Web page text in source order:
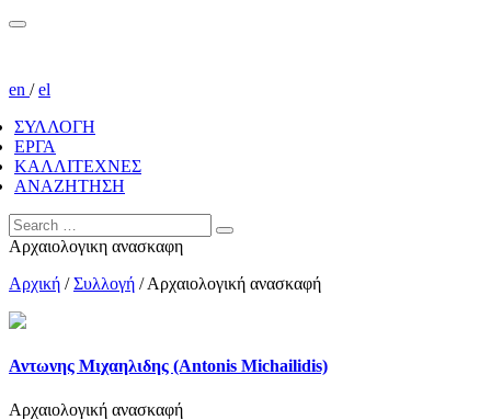
en /el
ΣΥΛΛΟΓΗ
ΕΡΓΑ
ΚΑΛΛΙΤΕΧΝΕΣ
ΑΝΑΖΗΤΗΣΗ
Αρχαιολογικη ανασκαφη
Αρχική /Συλλογή /Αρχαιολογική ανασκαφή
Αντωνης Μιχαηλιδης (Antonis Michailidis)
Αρχαιολογική ανασκαφή